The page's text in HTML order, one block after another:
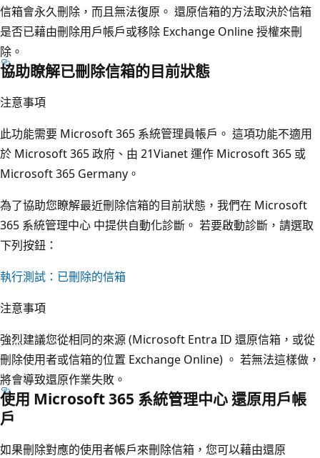
信箱會永久刪除，而且無法復原。 還原信箱的方法取決於信箱
是否已藉由刪除用戶帳戶或移除 Exchange Online 授權來刪
除。
協助瞭解已刪除信箱的目前狀態
注意事項
此功能需要 Microsoft 365 系統管理員帳戶。 這項功能不適用
於 Microsoft 365 政府、由 21Vianet 運作 Microsoft 365 或
Microsoft 365 Germany。
為了協助您瞭解最近刪除信箱的目前狀態，我們在 Microsoft
365 系統管理中心 中提供自動化診斷。 若要啟動診斷，請選取
下列按鈕：
執行測試：已刪除的信箱
注意事項
強烈建議您從相同的來源 (Microsoft Entra ID 還原信箱，或從
刪除使用者或信箱的位置 Exchange Online) 。 若無法這樣做，
將會導致還原作業失敗。
使用 Microsoft 365 系統管理中心 還原用戶帳
戶
如果刪除對應的使用者帳戶來刪除信箱，您可以藉由還原